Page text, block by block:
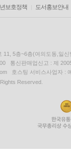
보호정책 도서홍보안내
11, 5층~6층(여의도동,일신
통신판매업신고 : 제
호스팅 서비스사업자 :
Reserved.